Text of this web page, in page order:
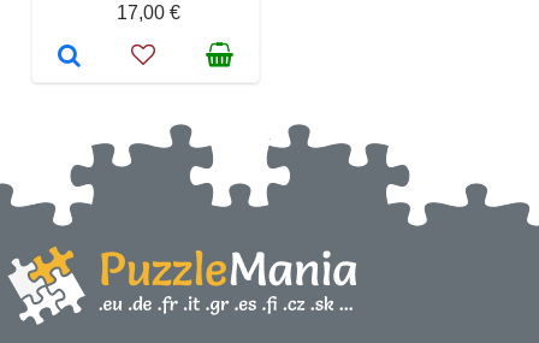
17,00 €